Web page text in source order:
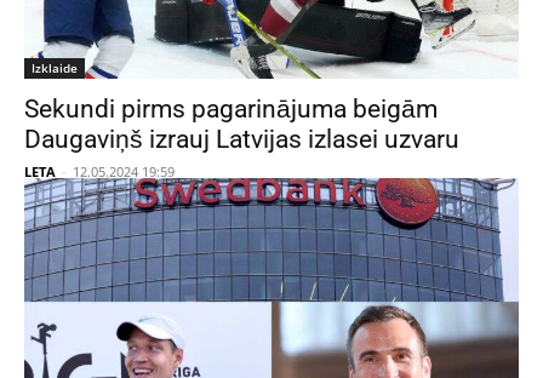
Izklaide
Sekundi pirms pagarinājuma beigām
Daugaviņš izrauj Latvijas izlasei uzvaru
LETA - 12.05.2024 19:59